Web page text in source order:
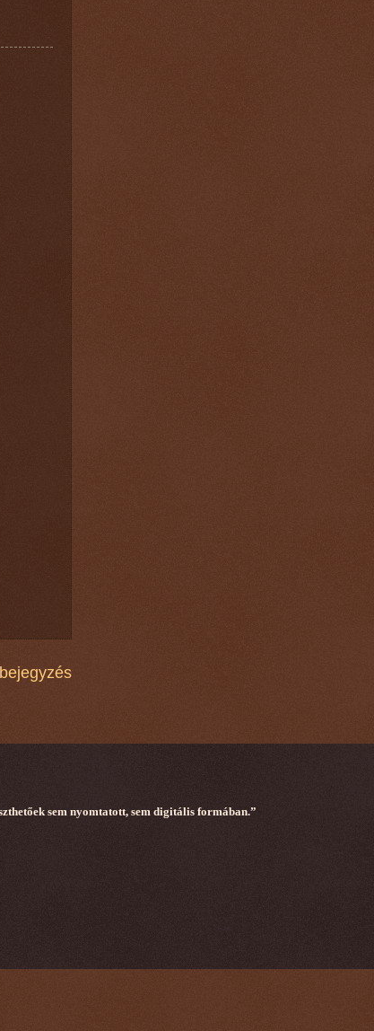
sem nyomtatott, sem digitális formában.”